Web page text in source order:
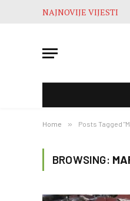
NAJNOVIJE VIJESTI
Home » Posts Tagged
BROWSING: